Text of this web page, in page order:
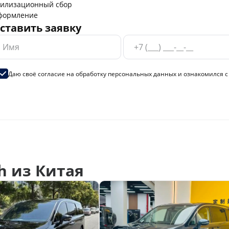
сбор
заявку
Даю своё согласие на обработку персональных данных и ознакомился
из Китая